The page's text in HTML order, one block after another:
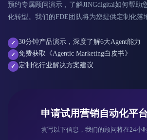
预约专属顾问演示，了解JINGdigital如何帮助
化转型。我们的FDE团队将为您提供定制化落
✓ 30分钟产品演示，深度了解6大Agent能力
✓ 免费获取《Agentic Marketing白皮书》
✓ 定制化行业解决方案建议
申请试用营销自动化平台
填写以下信息，我们的顾问将在24小